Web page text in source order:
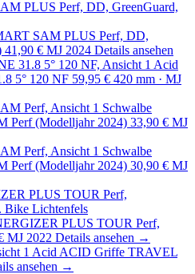
SAM PLUS Perf, DD,
41,90 € MJ 2024 Details ansehen
Acid
5° 120 NF 59,95 € 420 mm · MJ
Schwalbe
Perf (Modelljahr 2024) 33,90 € MJ
Schwalbe
Perf (Modelljahr 2024) 30,90 € MJ
PLUS TOUR Perf,
MJ 2022 Details ansehen →
Acid ACID Griffe TRAVEL
ansehen →